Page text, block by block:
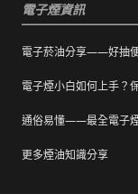
電子煙資訊
電子菸油分享——好抽
電子煙小白如何上手？
通俗易懂——最全電子
更多煙油知識分享